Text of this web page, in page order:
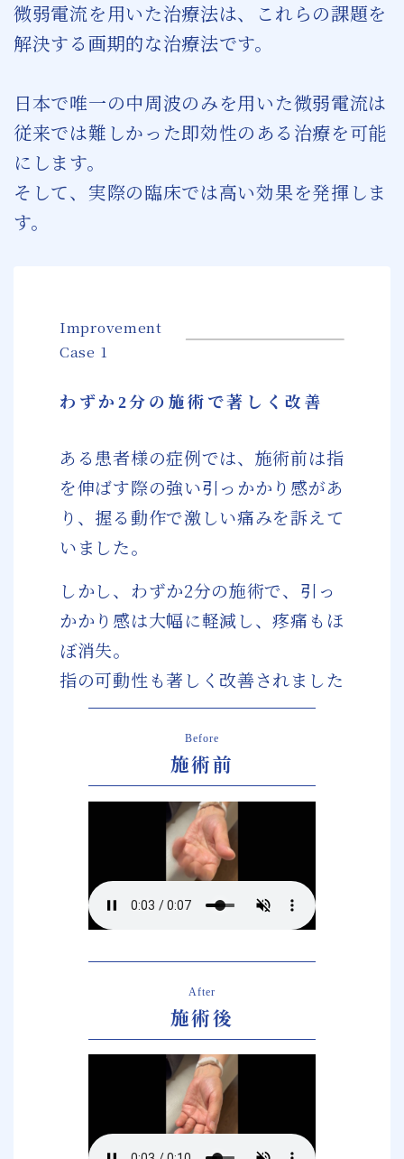
微弱電流を用いた治療法は、これらの課題を
解決する画期的な治療法です。
日本で唯一の中周波のみを用いた微弱電流は
従来では難しかった即効性のある治療を可能
にします。
そして、実際の臨床では高い効果を発揮しま
す。
Improvement
Case 1
わずか2分の施術で著しく改善
ある患者様の症例では、施術前は指
を伸ばす際の強い引っかかり感があ
り、握る動作で激しい痛みを訴えて
いました。
しかし、わずか2分の施術で、引っ
かかり感は大幅に軽減し、疼痛もほ
ぼ消失。
指の可動性も著しく改善されました
Before
施術前
After
施術後